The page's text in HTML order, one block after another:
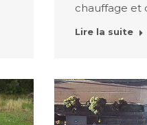
chauffage et
Lire la suite